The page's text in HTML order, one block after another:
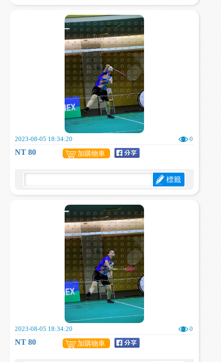
2023-08-05 18:34:20 0
NT 80 加購物車
標籤
2023-08-05 18:34:20 0
NT 80 加購物車